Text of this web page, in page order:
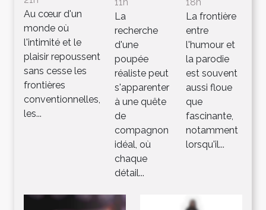
Au cœur d'un
monde où
l'intimité et le
plaisir repoussent
sans cesse les
frontières
conventionnelles,
les...
11h
La
recherche
d'une
poupée
réaliste peut
s'apparenter
à une quête
de
compagnon
idéal, où
chaque
détail...
18h
La frontière
entre
l'humour et
la parodie
est souvent
aussi floue
que
fascinante,
notamment
lorsqu'il...